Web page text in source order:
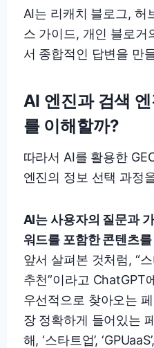
AI는 리캐치 블로그, 허
스 가이드, 개인 블로거
서 종합적인 답변을 만
AI 엔진과 검색
를 이해할까?
따라서 AI를 활용한
엔진의 정보 선택 과정
AI는 사용자의 질문과
워드를 포함한 콘텐츠
앞서 살펴본 것처럼, “
추천”이라고 ChatGPT
우선적으로 찾아오는
장 정확하게 들어있는
해, ‘스타트업’,